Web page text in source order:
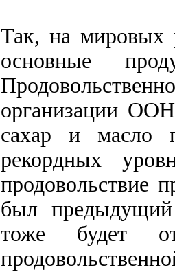
Так, на мировых
основные
организации
сахар и масло
рекордных
продовольствие
был
тоже будет